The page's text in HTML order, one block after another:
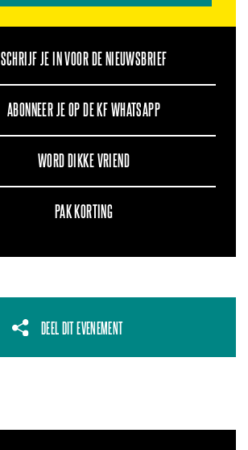
SCHRIJF JE IN VOOR DE NIEUWSBRIEF
ABONNEER JE OP DE KF WHATSAPP
WORD DIKKE VRIEND
PAK KORTING
DEEL DIT EVENEMENT